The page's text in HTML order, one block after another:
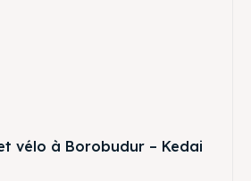
vélo à Borobudur – Kedai